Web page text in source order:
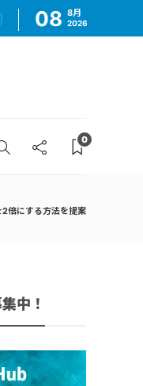
08 8月
2026
0
2倍にする方法を提案
中！